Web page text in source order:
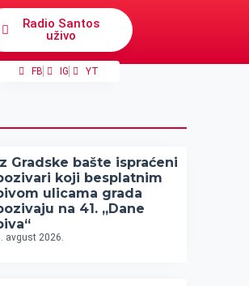
Radio Santos
uživo
FB IG YT
Gradske bašte ispraćeni
koji besplatnim
ulicama grada
na 41. „Dane
avgust 2026.